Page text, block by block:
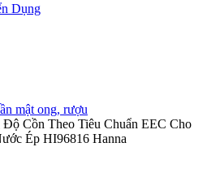
Dụng
mật ong, rượu
Cồn Theo Tiêu Chuẩn EEC Cho
Ép HI96816 Hanna